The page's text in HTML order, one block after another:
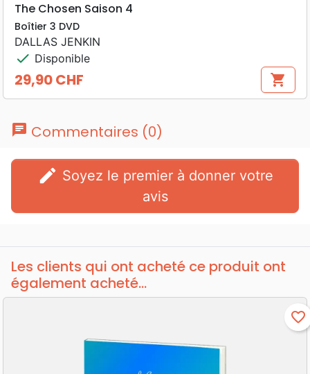
The Chosen Saison 4
Boîtier 3 DVD
DALLAS JENKIN
check Disponible
Prix
29,90 CHF shopping_cart
chat Commentaires (0)
edit
avis
Les clients qui ont acheté ce produit ont
également acheté...
favorite_border